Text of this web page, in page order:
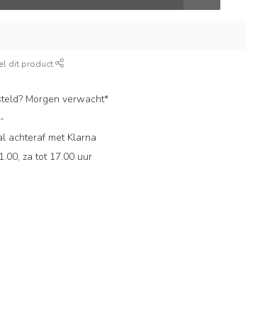
dit product
Morgen verwacht*
achteraf met Klarna
za tot 17.00 uur